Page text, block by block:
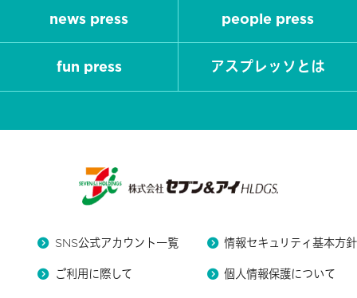
news press people press
fun press アスプレッソとは
SNS公式アカウント一覧 情報セキュリティ基本方針
ご利用に際して 個人情報保護について